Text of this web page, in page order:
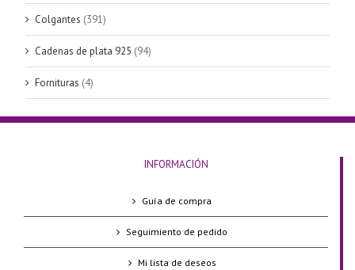
Colgantes (391)
Cadenas de plata 925 (94)
Fornituras (4)
INFORMACIÓN
Guía de compra
Seguimiento de pedido
Mi lista de deseos